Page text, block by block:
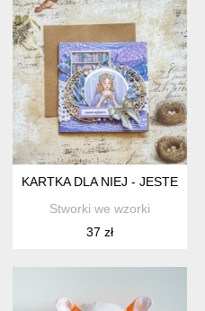
MIODOWY
KARTKA DLA NIEJ - JESTEŚ
Stworki we wzorki
37 zł